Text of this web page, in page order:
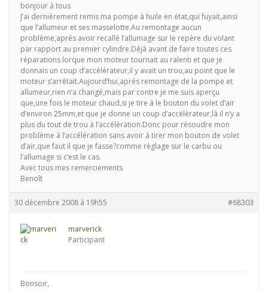
bonjour à tous
J’ai dernièrement remis ma pompe à huile en état,qui fuyait,ainsi
que l’allumeur et ses masselotte.Au remontage aucun
problème,aprés avoir recallé l’allumage sur le repère du volant
par rapport au premier cylindre.Déjà avant de faire toutes ces
réparations lorque mon moteur tournait au ralenti et que je
donnais un coup d’accélérateur,il y avait un trou,au point que le
moteur s’arrêtait.Aujourd’hui,aprés remontage de la pompe et
allumeur,rien n’a changé,mais par contre je me suis aperçu
que,une fois le moteur chaud,si je tire à le bouton du volet d’air
d’environ 25mm,et que je donne un coup d’accélérateur,là il n’y a
plus du tout de trou à l’accélération.Donc pour résoudre mon
problème à l’accélération sans avoir à tirer mon bouton de volet
d’air,que faut il que je fasse?comme réglage sur le carbu ou
l’allumage si c’est le cas.
Avec tous mes remerciements
Benoît
30 décembre 2008 à 19h55 #68303
marverick
Participant
Bonsoir,